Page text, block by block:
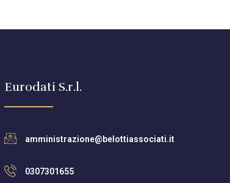
Eurodati S.r.l.
amministrazione@belottiassociati.it
0307301655